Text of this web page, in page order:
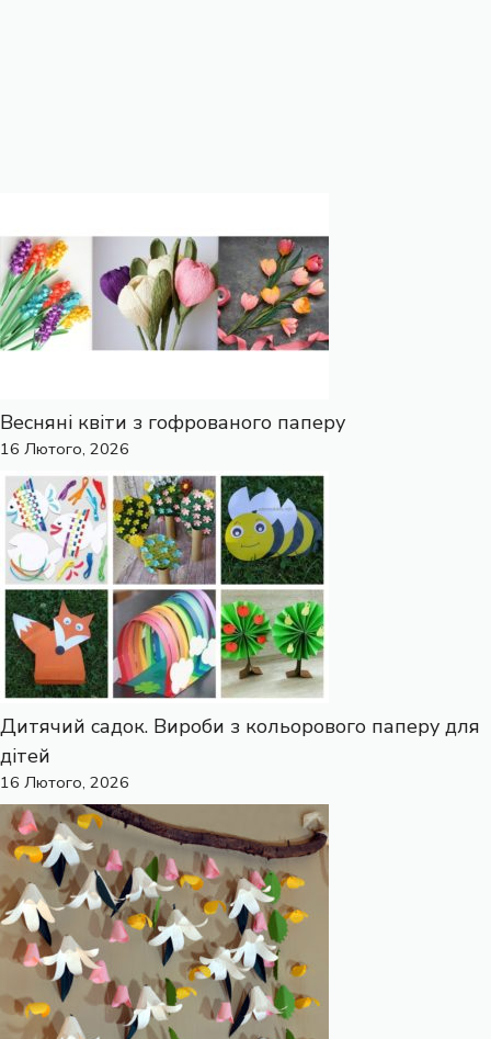
Весняні квіти з гофрованого паперу
16 Лютого, 2026
Дитячий садок. Вироби з кольорового паперу для
дітей
16 Лютого, 2026